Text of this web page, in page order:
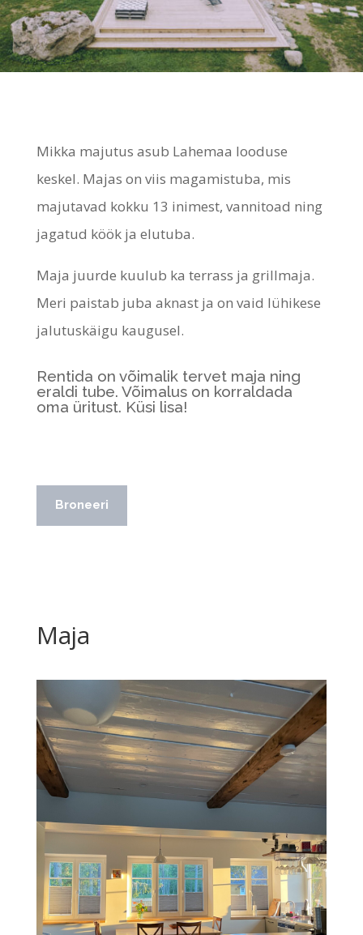
Mikka majutus asub Lahemaa looduse
keskel. Majas on viis magamistuba, mis
majutavad kokku 13 inimest, vannitoad ning
jagatud köök ja elutuba.
Maja juurde kuulub ka terrass ja grillmaja.
Meri paistab juba aknast ja on vaid lühikese
jalutuskäigu kaugusel.
Rentida on võimalik tervet maja ning
eraldi tube. Võimalus on korraldada
oma üritust. Küsi lisa!
Broneeri
Maja